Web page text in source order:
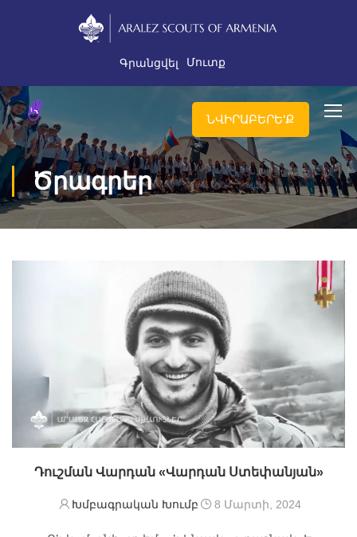
Գրանցվել Մուտք
ՆՎԻՐԱԲԵՐԵ'Ք
Ծրագրեր
Դուշման Վարդան «Վարդան Ստեփանյան»
Խմբագրական Խումբ 8 Մարտի, 2024